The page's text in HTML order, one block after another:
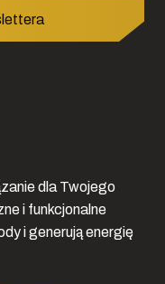
dla Twojego
i funkcjonalne
i generują energię